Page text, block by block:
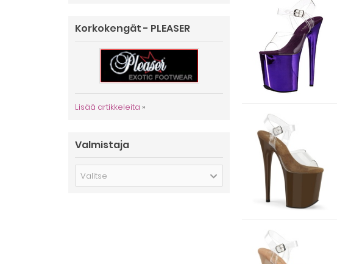
Korkokengät - PLEASER
Lisää artikkeleita »
Valmistaja
Valitse